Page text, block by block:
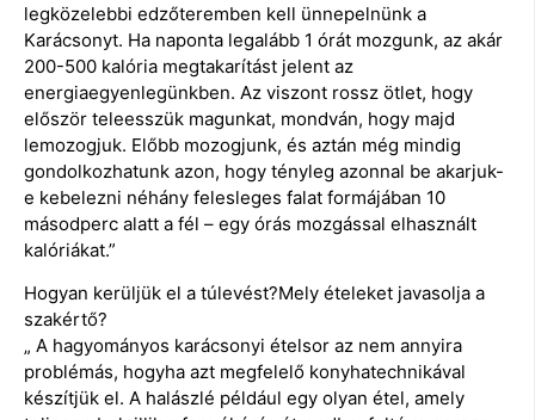
legközelebbi edzőteremben kell ünnepelnünk a
Karácsonyt. Ha naponta legalább 1 órát mozgunk, az akár
200-500 kalória megtakarítást jelent az
energiaegyenlegünkben. Az viszont rossz ötlet, hogy
először teleesszük magunkat, mondván, hogy majd
lemozogjuk. Előbb mozogjunk, és aztán még mindig
gondolkozhatunk azon, hogy tényleg azonnal be akarjuk-
e kebelezni néhány felesleges falat formájában 10
másodperc alatt a fél – egy órás mozgással elhasznált
kalóriákat.”
Hogyan kerüljük el a túlevést?Mely ételeket javasolja a
szakértő?
„ A hagyományos karácsonyi ételsor az nem annyira
problémás, hogyha azt megfelelő konyhatechnikával
készítjük el. A halászlé például egy olyan étel, amely